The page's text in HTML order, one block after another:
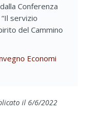
Conferenza
servizio
del Cammino
Economi
il 6/6/2022